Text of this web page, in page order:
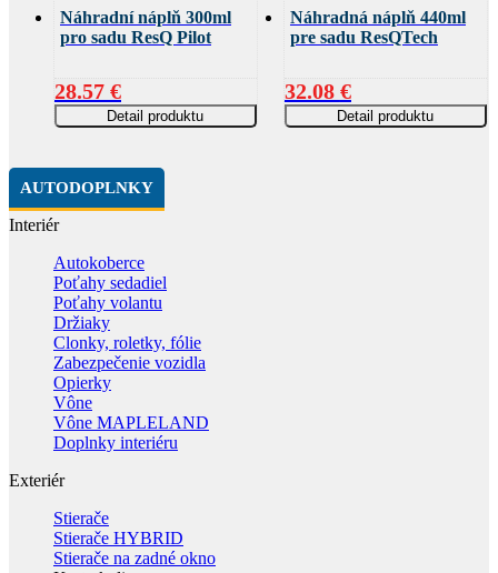
Náhradní náplň 300ml
pro sadu ResQ Pilot
28.57 €
Detail produktu
Náhradná náplň 440ml
pre sadu ResQTech
32.08 €
Detail produktu
AUTODOPLNKY
Interiér
Autokoberce
Poťahy sedadiel
Poťahy volantu
Držiaky
Clonky, roletky, fólie
Zabezpečenie vozidla
Opierky
Vône
Vône MAPLELAND
Doplnky interiéru
Exteriér
Stierače
Stierače HYBRID
Stierače na zadné okno